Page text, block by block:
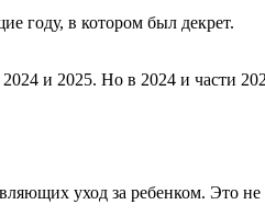
году, в котором был декрет.
и 2025. Но в 2024 и части
уход за ребенком. Это не